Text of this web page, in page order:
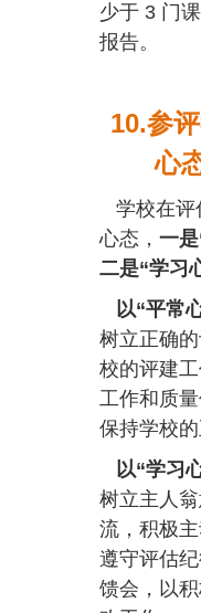
少于 3 门
报告。
10.参
心
学校在评
心态， 一
二是“学习
以“平常
树立正确
校的评建
工作和质
保持学校的
以“学习
树立主人
流，积极
遵守评估
馈会，以